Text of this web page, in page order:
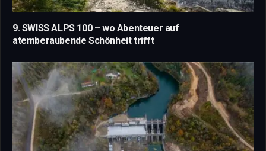
9. SWISS ALPS 100 – wo Abenteuer auf
atemberaubende Schönheit trifft